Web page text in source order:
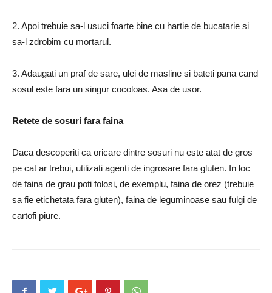
2. Apoi trebuie sa-l usuci foarte bine cu hartie de bucatarie si
sa-l zdrobim cu mortarul.
3. Adaugati un praf de sare, ulei de masline si bateti pana cand
sosul este fara un singur cocoloas. Asa de usor.
Retete de sosuri fara faina
Daca descoperiti ca oricare dintre sosuri nu este atat de gros
pe cat ar trebui, utilizati agenti de ingrosare fara gluten. In loc
de faina de grau poti folosi, de exemplu, faina de orez (trebuie
sa fie etichetata fara gluten), faina de leguminoase sau fulgi de
cartofi piure.